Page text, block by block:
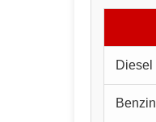
Diesel
Benzin